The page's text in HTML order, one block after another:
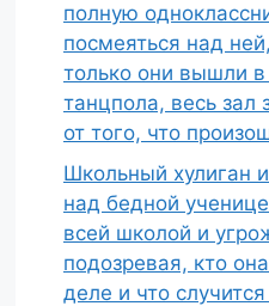
полную
посмеяться над
только они вышли в
танцпола, весь зал
от того, что
Школьный хулиган
над бедной
всей школой и
подозревая, кто
деле и что